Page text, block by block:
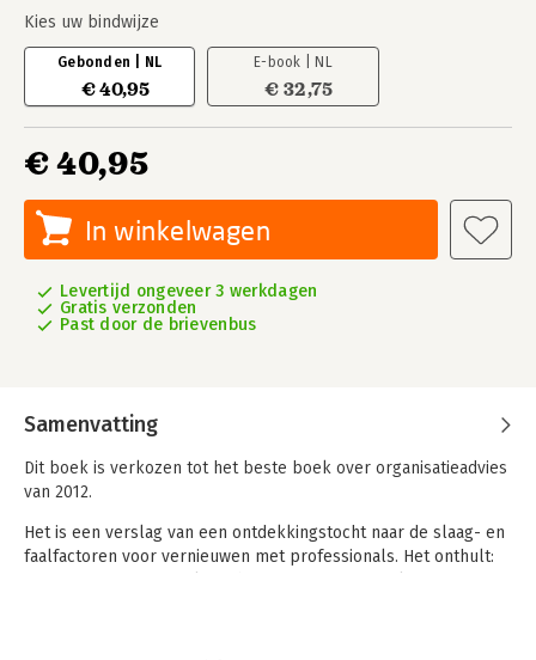
Kies uw bindwijze
Gebonden | NL
€ 40,95
E-book | NL
€ 32,75
€ 40,95
In winkelwagen
Levertijd ongeveer 3 werkdagen
Gratis verzonden
Past door de brievenbus
Samenvatting
Dit boek is verkozen tot het beste boek over organisatieadvies
van 2012.
Het is een verslag van een ontdekkingstocht naar de slaag- en
faalfactoren voor vernieuwen met professionals. Het onthult: